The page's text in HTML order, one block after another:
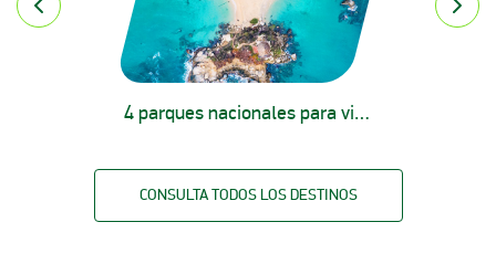
4 parques nacionales para visitar en Colombia
CONSULTA TODOS LOS DESTINOS